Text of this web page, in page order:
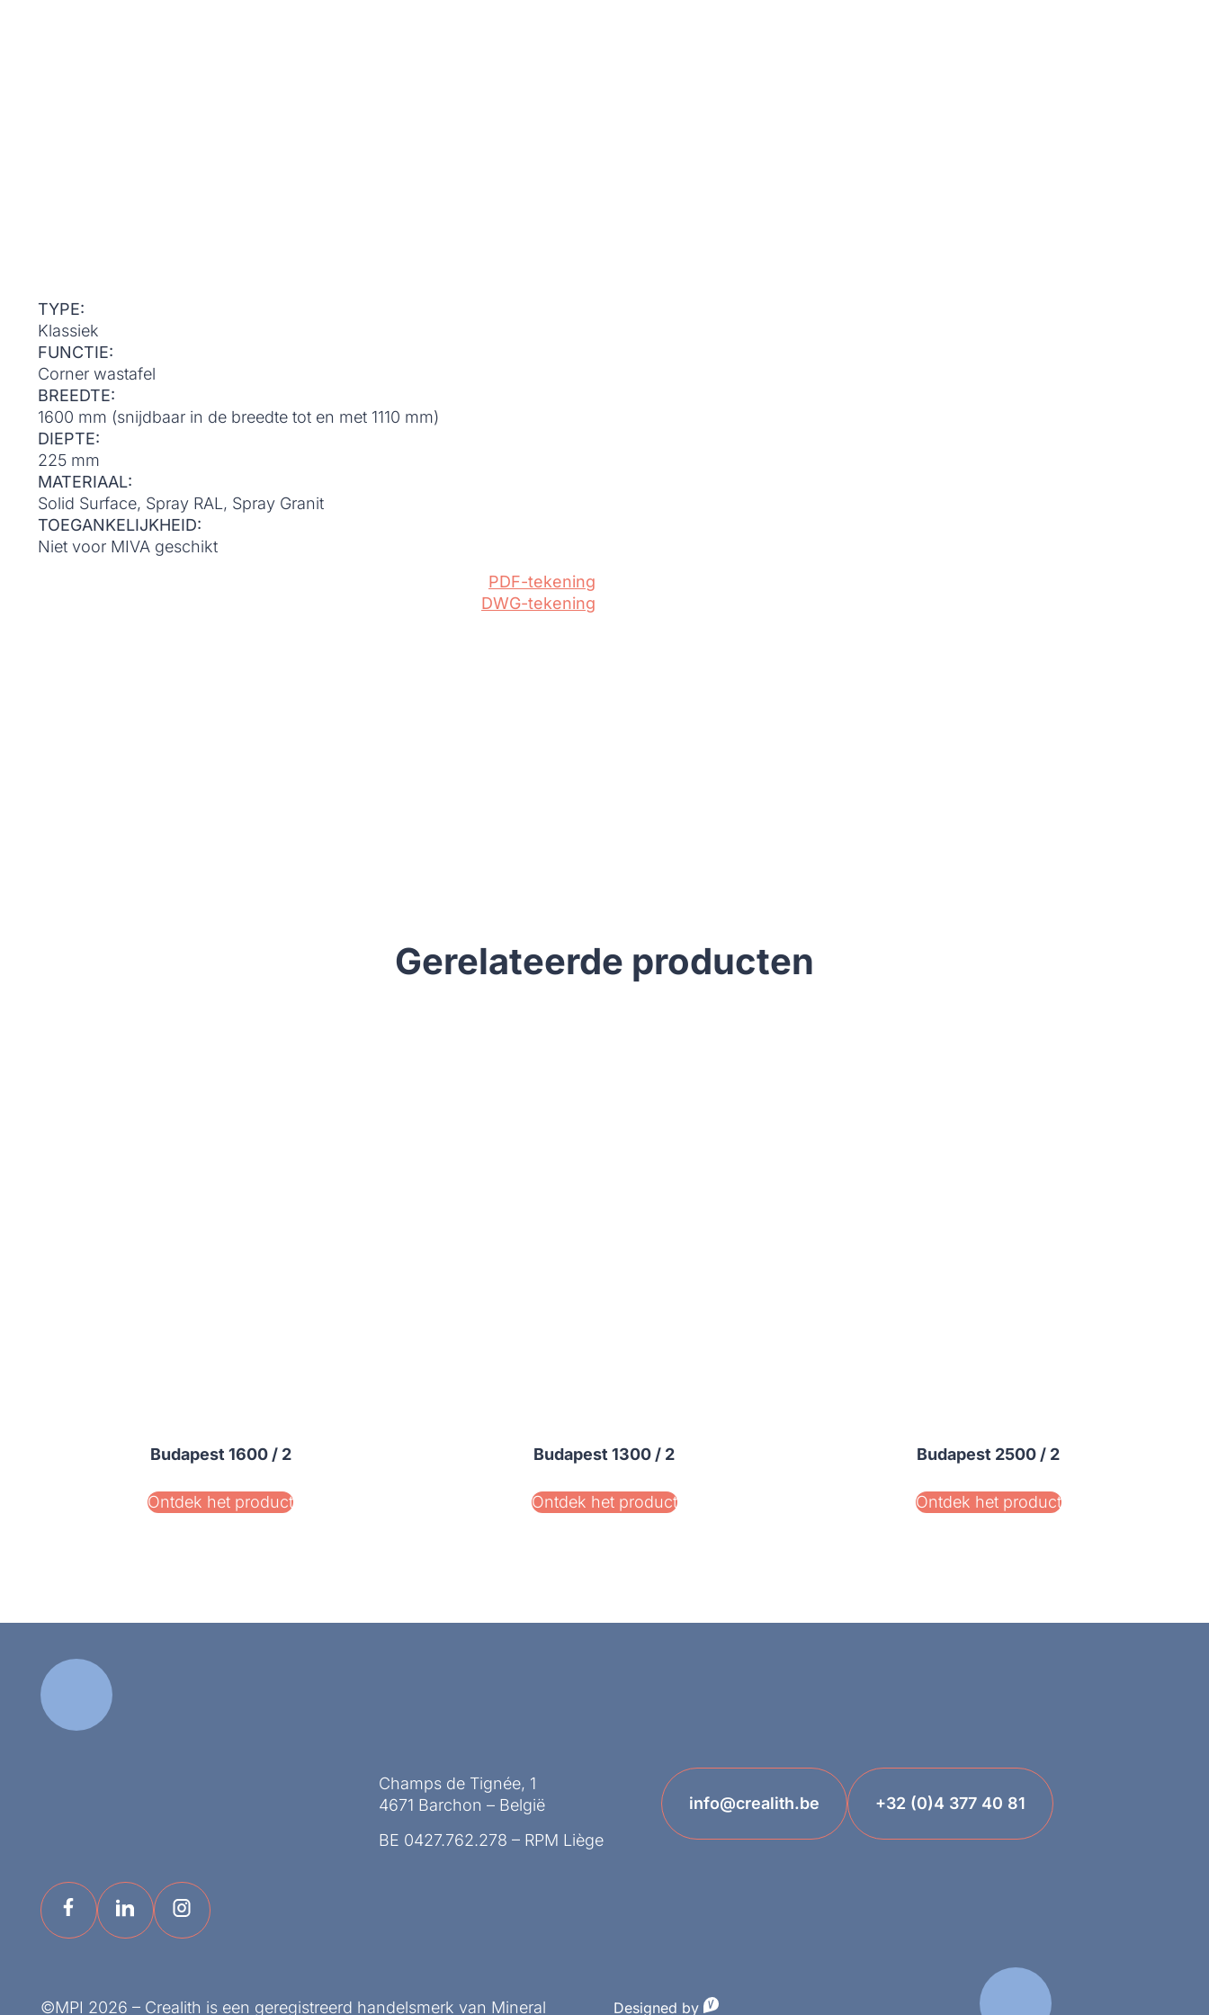
TYPE:
Klassiek
FUNCTIE:
Corner wastafel
BREEDTE:
1600 mm (snijdbaar in de breedte tot en met 1110 mm)
DIEPTE:
225 mm
MATERIAAL:
Solid Surface, Spray RAL, Spray Granit
TOEGANKELIJKHEID:
Niet voor MIVA geschikt
PDF-tekening
DWG-tekening
Gerelateerde producten
Budapest 1600 / 2
Ontdek het product
Budapest 1300 / 2
Ontdek het product
Budapest 2500 / 2
Ontdek het product
Champs de Tignée, 1
4671 Barchon – België
BE 0427.762.278 – RPM Liège
info@crealith.be +32 (0)4 377 40 81
©MPI 2026 – Crealith is een geregistreerd handelsmerk van Mineral Designed by